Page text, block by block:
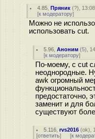
4.85 ,Пряник (?),
[к модератору]
Можно не
использовать cut.
5.96 ,Аноним (5),
[к модератору]
По-моему, с cut
неоднородные.
awk огромный
предостаточно,
заменит и для
существуют
5.116 ,rvs2016 (ok),
[ответить] [к